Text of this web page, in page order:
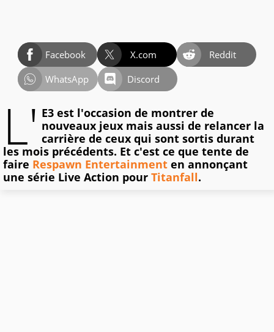
Facebook X.com
Reddit
WhatsApp
Discord
L' E3 est l'occasion de montrer de
nouveaux jeux mais aussi de relancer la
carrière de ceux qui sont sortis durant
les mois précédents. Et c'est ce que tente de
faire Respawn Entertainment en annonçant
une série Live Action pour Titanfall.